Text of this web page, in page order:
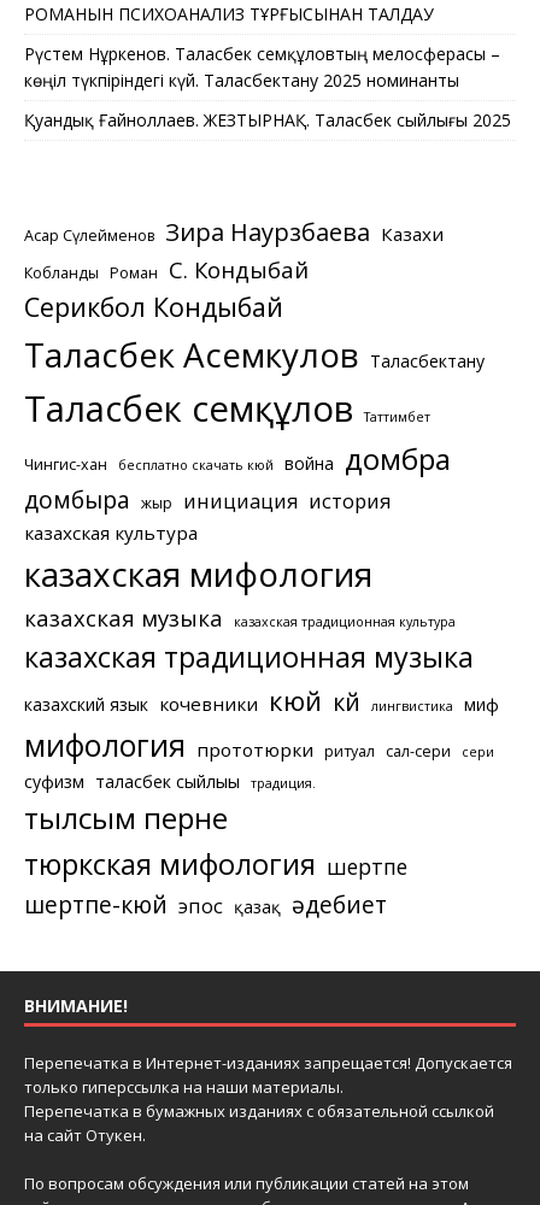
РОМАНЫН ПСИХОАНАЛИЗ ТҰРҒЫСЫНАН ТАЛДАУ
Рүстем Нұркенов. Таласбек Әсемқұловтың мелосферасы –
көңіл түкпіріндегі күй. Таласбектану 2025 номинанты
Қуандық Ғайноллаев. ЖЕЗТЫРНАҚ. Таласбек сыйлығы 2025
Асқар Сүлейменов Зира Наурзбаева Казахи
Кобланды Роман С. Кондыбай
Серикбол Кондыбай
Таласбек Асемкулов Таласбектану
Таласбек Әсемқұлов Таттимбет
Чингис-хан бесплатно скачать кюй война домбра
домбыра жыр инициация история
казахская культура
казахская мифология
казахская музыка казахская традиционная культура
казахская традиционная музыка
казахский язык кочевники кюй күй лингвистика миф
мифология прототюрки ритуал сал-сери сери
суфизм таласбек сыйлығы традиция.
тылсым перне
тюркская мифология шертпе
шертпе-кюй эпос қазақ әдебиет
ВНИМАНИЕ!
Перепечатка в Интернет-изданиях запрещается! Допускается
только гиперссылка на наши материалы.
Перепечатка в бумажных изданиях с обязательной ссылкой
на сайт Отукен.
По вопросам обсуждения или публикации статей на этом